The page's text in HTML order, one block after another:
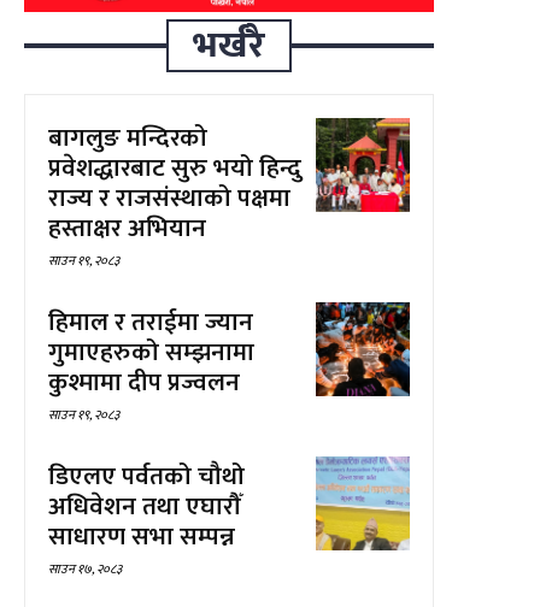
भर्खरै
बागलुङ मन्दिरको
प्रवेशद्धारबाट सुरु भयो हिन्दु
राज्य र राजसंस्थाको पक्षमा
हस्ताक्षर अभियान
साउन १९, २०८३
हिमाल र तराईमा ज्यान
गुमाएहरुको सम्झनामा
कुश्मामा दीप प्रज्वलन
साउन १९, २०८३
डिएलए पर्वतको चौथो
अधिवेशन तथा एघारौँ
साधारण सभा सम्पन्न
साउन १७, २०८३